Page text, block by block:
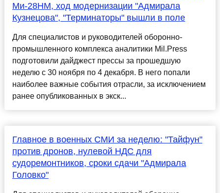
Ми-28НМ, ход модернизации "Адмирала
Кузнецова", "Терминаторы" вышли в поле
Для специалистов и руководителей оборонно-
промышленного комплекса аналитики Mil.Press
подготовили дайджест прессы за прошедшую
неделю с 30 ноября по 4 декабря. В него попали
наиболее важные события отрасли, за исключением
ранее опубликованных в экск...
Главное в военных СМИ за неделю: "Тайфун"
против дронов, нулевой НДС для
судоремонтников, сроки сдачи "Адмирала
Головко"